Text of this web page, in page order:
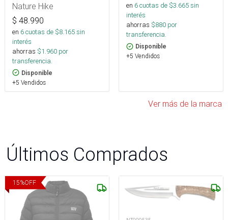
Nature Hike
$ 48.990
en 6cuotas de $8.165sin
interés
ahorras $1.960 por
transferencia.
Disponible
+5 Vendidos
en 6cuotas de $3.665sin
interés
ahorras $880 por
transferencia.
Disponible
+5 Vendidos
Ver más de la marca
Últimos Comprados
15%OFF